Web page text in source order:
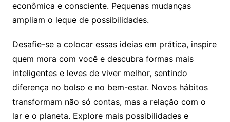
econômica e consciente. Pequenas mudanças
ampliam o leque de possibilidades.
Desafie-se a colocar essas ideias em prática, inspire
quem mora com você e descubra formas mais
inteligentes e leves de viver melhor, sentindo
diferença no bolso e no bem-estar. Novos hábitos
transformam não só contas, mas a relação com o
lar e o planeta. Explore mais possibilidades e